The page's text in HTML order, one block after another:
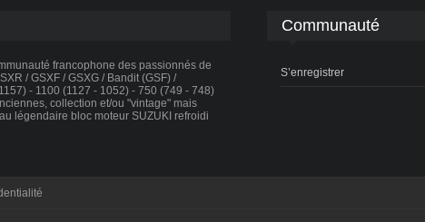
francophone des passionnés de
/ GSXF / GSXG / Bandit (GSF) /
- 1100 (1127 - 1052) - 750 (749 - 748)
collection et/ou "vintage" mais
légendaire bloc moteur SUZUKI refroidi
Communauté
S’enregistrer